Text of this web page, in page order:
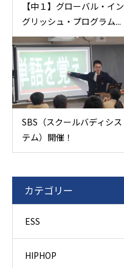
【中１】グローバル・イン
グリッシュ・プログラム...
SBS（スクールバディシス
テム）開催！
カテゴリー
ESS
HIPHOP